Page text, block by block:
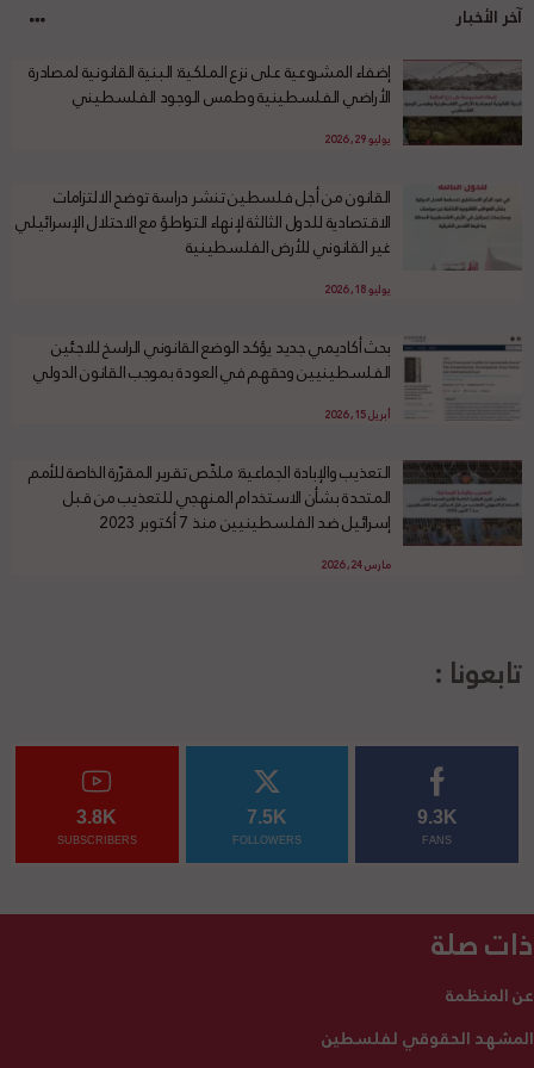
آخر الأخبار
إضفاء المشروعية على نزع الملكية: البنية القانونية لمصادرة
الأراضي الفلسطينية وطمس الوجود الفلسطيني
يوليو 29, 2026
القانون من أجل فلسطين تنشر دراسة توضح الالتزامات
الاقتصادية للدول الثالثة لإنهاء التواطؤ مع الاحتلال الإسرائيلي
غير القانوني للأرض الفلسطينية
يوليو 18, 2026
بحث أكاديمي جديد يؤكد الوضع القانوني الراسخ للاجئين
الفلسطينيين وحقهم في العودة بموجب القانون الدولي
أبريل 15, 2026
التعذيب والإبادة الجماعية: ملخّص تقرير المقرّرة الخاصة للأمم
المتحدة بشأن الاستخدام المنهجي للتعذيب من قبل
إسرائيل ضد الفلسطينيين منذ 7 أكتوبر 2023
مارس 24, 2026
تابعونا :
9.3K
FANS
7.5K
FOLLOWERS
3.8K
SUBSCRIBERS
ذات صلة
عن المنظمة
المشهد الحقوقي لفلسطين